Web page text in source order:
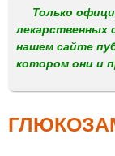
м
е
н
Только
лекарственных
нашем сайте
котором они и